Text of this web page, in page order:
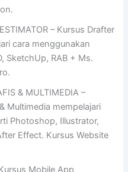
– Kursus Drafter
cara menggunakan
SketchUp, RAB + Ms.
& MULTIMEDIA –
Multimedia mempelajari
Photoshop, Illustrator,
Effect. Kursus Website
Mobile App